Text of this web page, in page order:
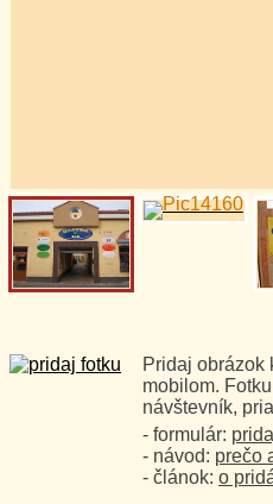
Pridaj obrázok
mobilom.
návštevník,
- formulár:
- návod: prečo
- článok: o